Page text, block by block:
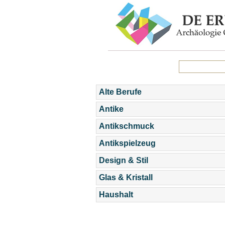
Alte Berufe
Antike
Antikschmuck
Antikspielzeug
Design & Stil
Glas & Kristall
Haushalt